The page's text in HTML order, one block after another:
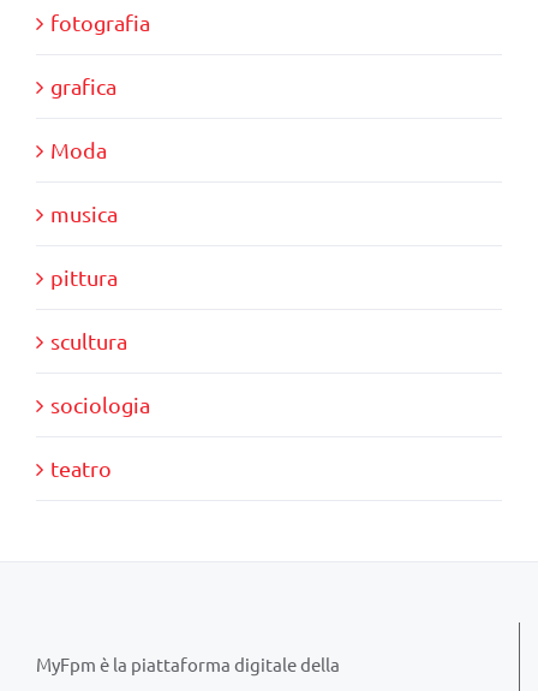
fotografia
grafica
Moda
musica
pittura
scultura
sociologia
teatro
MyFpm è la piattaforma digitale della